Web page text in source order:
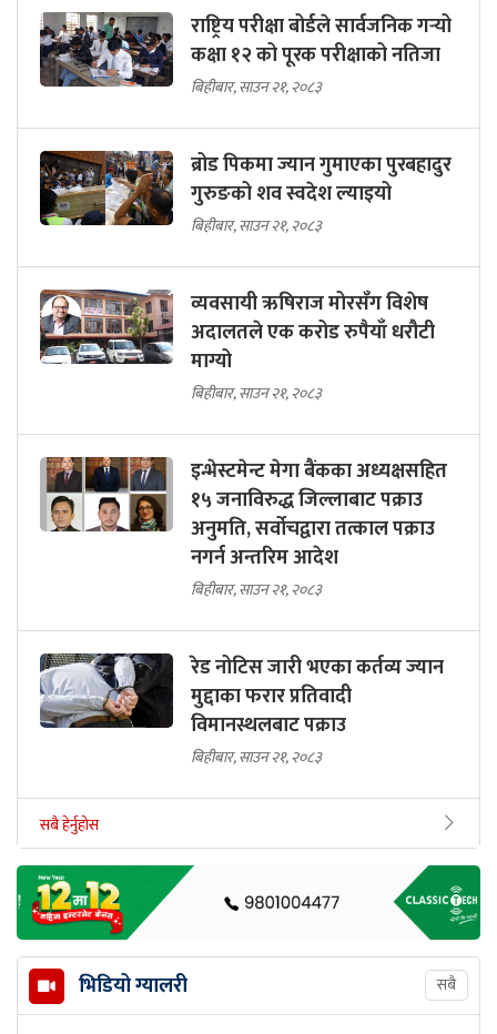
राष्ट्रिय परीक्षा बोर्डले सार्वजनिक गर्‍यो
कक्षा १२ को पूरक परीक्षाको नतिजा
बिहीबार, साउन २१, २०८३
ब्रोड पिकमा ज्यान गुमाएका पुरबहादुर
गुरुङको शव स्वदेश ल्याइयो
बिहीबार, साउन २१, २०८३
व्यवसायी ऋषिराज मोरसँग विशेष
अदालतले एक करोड रुपैयाँ धरौटी
माग्यो
बिहीबार, साउन २१, २०८३
इन्भेस्टमेन्ट मेगा बैंकका अध्यक्षसहित
१५ जनाविरुद्ध जिल्लाबाट पक्राउ
अनुमति, सर्वोचद्वारा तत्काल पक्राउ
नगर्न अन्तरिम आदेश
बिहीबार, साउन २१, २०८३
रेड नोटिस जारी भएका कर्तव्य ज्यान
मुद्दाका फरार प्रतिवादी
विमानस्थलबाट पक्राउ
बिहीबार, साउन २१, २०८३
सबै हेर्नुहोस
भिडियो ग्यालरी सबै